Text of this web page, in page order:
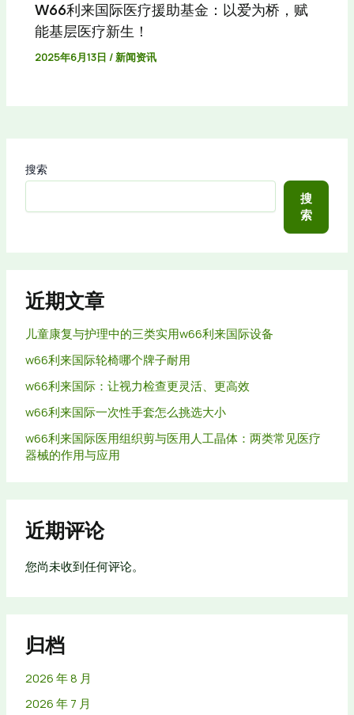
W66利来国际医疗援助基金：以爱为桥，赋
能基层医疗新生！
2025年6月13日/新闻资讯
搜索
搜
索
近期文章
儿童康复与护理中的三类实用w66利来国际设备
w66利来国际轮椅哪个牌子耐用
w66利来国际：让视力检查更灵活、更高效
w66利来国际一次性手套怎么挑选大小
w66利来国际医用组织剪与医用人工晶体：两类常见医疗
器械的作用与应用
近期评论
您尚未收到任何评论。
归档
2026 年 8 月
2026 年 7 月